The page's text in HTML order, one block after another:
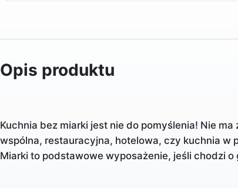
Opis produktu
Kuchnia bez miarki jest nie do pomyślenia! Nie
wspólna, restauracyjna, hotelowa, czy kuchnia w
Miarki to podstawowe wyposażenie, jeśli chodzi o